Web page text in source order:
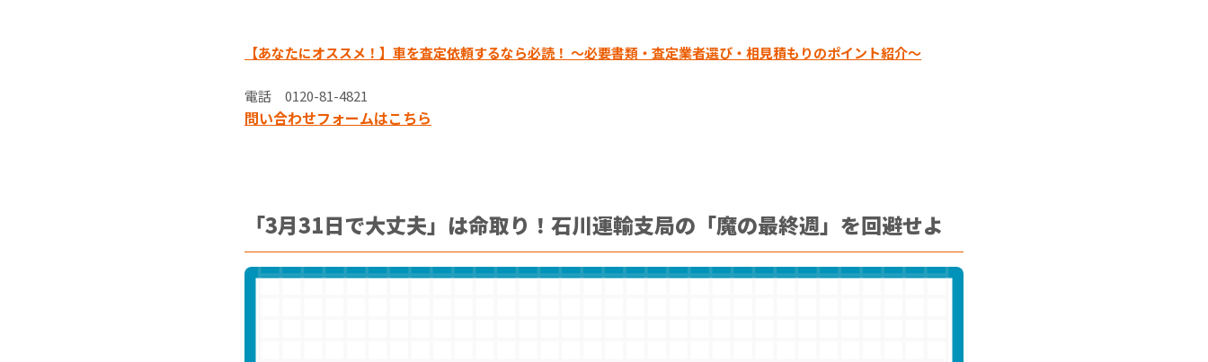
【あなたにオススメ！】車を査定依頼するなら必読！ ～必要書類・査定業者選び・相見積もりのポイント紹介～
電話 0120-81-4821
問い合わせフォームはこちら
「3月31日で大丈夫」は命取り！石川運輸支局の「魔の最終週」を回避せよ